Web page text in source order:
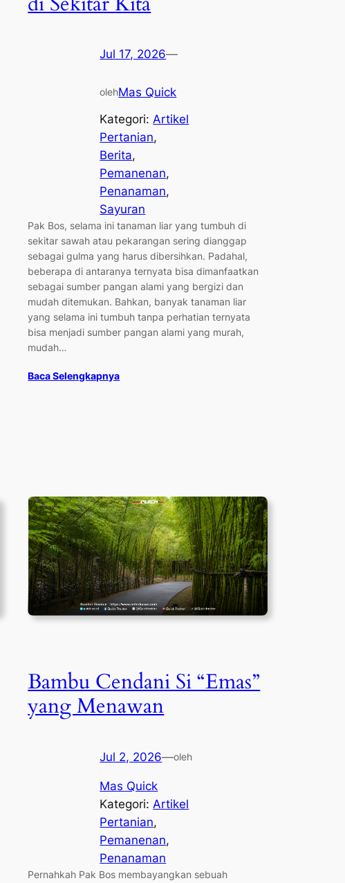
Jul 17, 2026—
olehMas Quick
Kategori: Artikel
Pertanian
Berita
Pemanenan
Penanaman
Sayuran
Pak Bos, selama ini tanaman liar yang tumbuh di
sekitar sawah atau pekarangan sering dianggap
sebagai gulma yang harus dibersihkan. Padahal,
beberapa di antaranya ternyata bisa dimanfaatkan
sebagai sumber pangan alami yang bergizi dan
mudah ditemukan. Bahkan, banyak tanaman liar
yang selama ini tumbuh tanpa perhatian ternyata
bisa menjadi sumber pangan alami yang murah,
mudah…
Baca Selengkapnya
Bambu Cendani Si “Emas”
yang Menawan
Jul 2, 2026—oleh
Mas Quick
Kategori:Artikel
Pertanian
Pemanenan
Penanaman
Pernahkah Pak Bos membayangkan sebuah